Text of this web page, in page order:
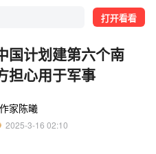
打开看看
国计划建第六个南
担心用于军事
家陈曦
  2025-3-16 02:10